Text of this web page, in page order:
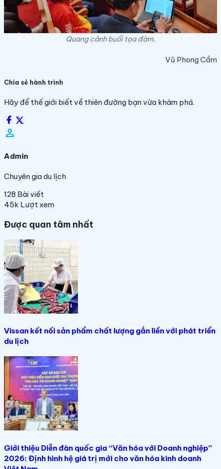
Quang cảnh buổi tọa đàm.
Vũ Phong Cầm
Chia sẻ hành trình
Hãy để thế giới biết về thiên đường bạn vừa khám phá.
person_filled
Admin
Chuyên gia du lịch
128 Bài viết
45k Lượt xem
Được quan tâm nhất
Vissan kết nối sản phẩm chất lượng gắn liền với phát triển
du lịch
Giới thiệu Diễn đàn quốc gia “Văn hóa với Doanh nghiệp”
2026: Định hình hệ giá trị mới cho văn hóa kinh doanh